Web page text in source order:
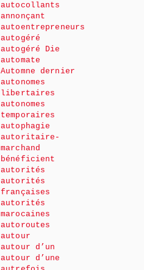
autocollants
annonçant
autoentrepreneurs
autogéré
autogéré Die
automate
Automne dernier
autonomes
libertaires
autonomes
temporaires
autophagie
autoritaire-
marchand
bénéficient
autorités
autorités
françaises
autorités
marocaines
autoroutes
autour
autour d’un
autour d’une